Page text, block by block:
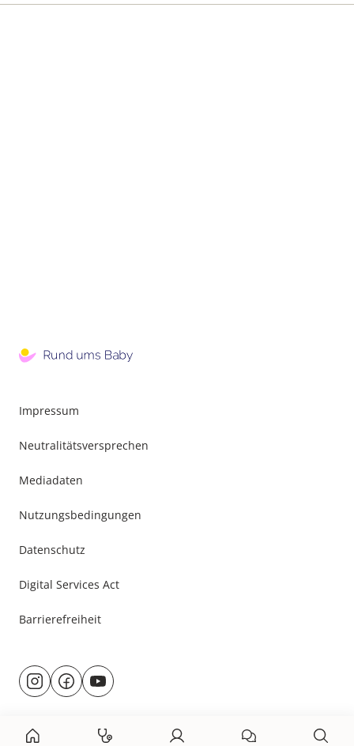
Impressum
Neutralitätsversprechen
Mediadaten
Nutzungsbedingungen
Datenschutz
Digital Services Act
Barrierefreiheit
Besuche
uns@rund.ums.baby
facebook.com/rundumsbaby.de
youtube.com/@rundumsbaby_